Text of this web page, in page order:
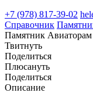
+7 (978) 817-39-02
Справочник
Памятник Авиаторам
Твитнуть
Поделиться
Плюсануть
Поделиться
Описание